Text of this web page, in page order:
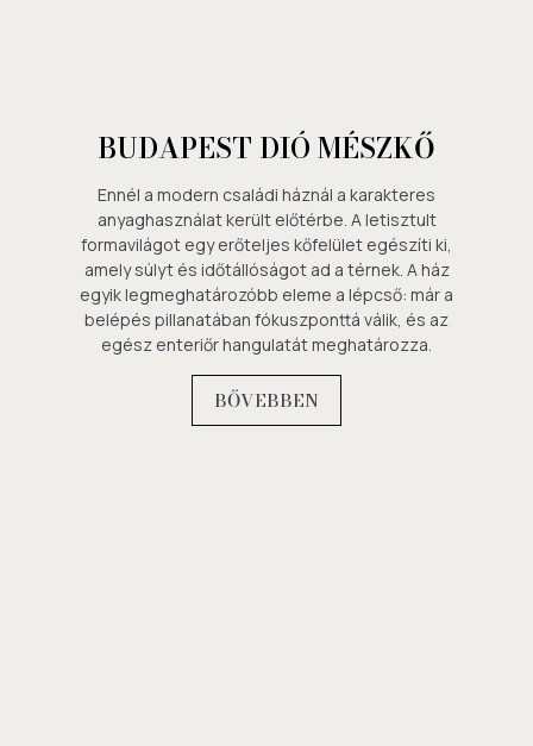
BUDAPEST DIÓ MÉSZKŐ
Ennél a modern családi háznál a karakteres
anyaghasználat került előtérbe. A letisztult
formavilágot egy erőteljes kőfelület egészíti ki,
amely súlyt és időtállóságot ad a térnek. A ház
egyik legmeghatározóbb eleme a lépcső: már a
belépés pillanatában fókuszponttá válik, és az
egész enteriőr hangulatát meghatározza.
BŐVEBBEN